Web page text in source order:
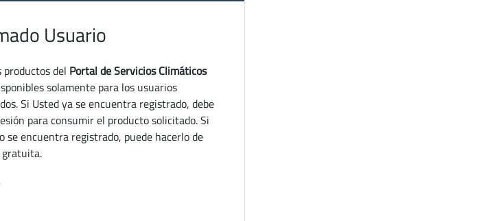
Usuario
productos del Portal de Servicios Climáticos
solamente para los usuarios
Si Usted ya se encuentra registrado, debe
para consumir el producto solicitado. Si
se encuentra registrado, puede hacerlo de